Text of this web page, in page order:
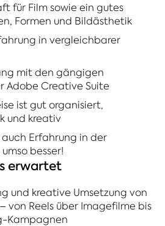
für Film sowie ein gutes
Formen und Bildästhetik
in vergleichbarer
mit den gängigen
Adobe Creative Suite
ist gut organisiert,
und kreativ
auch Erfahrung in der
besser!
erwartet
und kreative Umsetzung von
von Reels über Imagefilme bis
Kampagnen